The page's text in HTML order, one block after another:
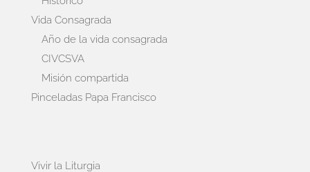
Vida Consagrada
Año de la vida consagrada
CIVCSVA
Misión compartida
Pinceladas Papa Francisco
Vivir la Liturgia